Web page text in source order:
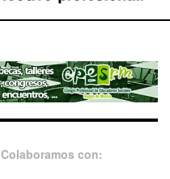
Colaboramos con: